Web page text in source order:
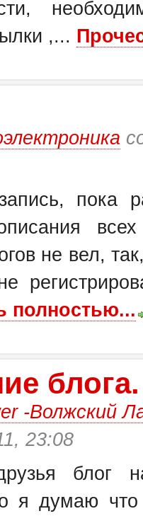
,...
пока
не вел,
полностью...
блога.
-Волжский
23:08
блог
я думаю